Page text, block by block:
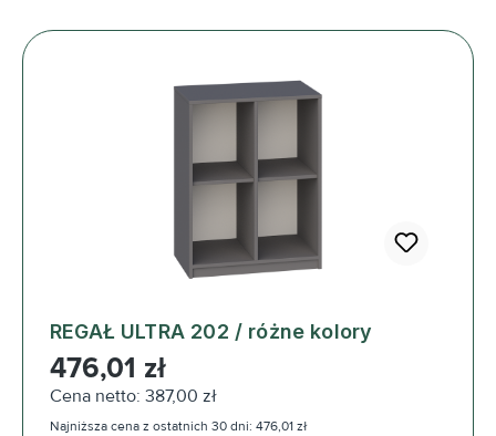
REGAŁ ULTRA 202 / różne kolory
Cena regularna:
476,01 zł
Cena netto: 387,00 zł
Najniższa cena z ostatnich 30 dni: 476,01 zł